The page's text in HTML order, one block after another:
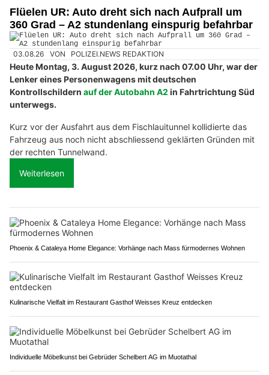
Flüelen UR: Auto dreht sich nach Aufprall um
360 Grad – A2 stundenlang einspurig befahrbar
03.08.26 VON POLIZEI.NEWS REDAKTION
Heute Montag, 3. August 2026, kurz nach 07.00 Uhr, war der
Lenker eines Personenwagens mit deutschen
Kontrollschildern auf der Autobahn A2 in Fahrtrichtung Süd
unterwegs.
Kurz vor der Ausfahrt aus dem Fischlauitunnel kollidierte das
Fahrzeug aus noch nicht abschliessend geklärten Gründen mit
der rechten Tunnelwand.
Weiterlesen
Phoenix & Cataleya Home Elegance: Vorhänge nach Mass fürmodernes Wohnen
Kulinarische Vielfalt im Restaurant Gasthof Weisses Kreuz entdecken
Individuelle Möbelkunst bei Gebrüder Schelbert AG im Muotathal